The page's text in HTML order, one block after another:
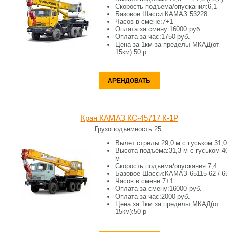
Скорость подъема/опускания:6,1
Базовое Шасси: КАМАЗ 53228
Часов в смене:7+1
Оплата за смену:16000 руб.
Оплата за час:1750 руб.
Цена за 1км за пределы МКАД(от
15км):50 р
АРЕНДОВАТЬ
Кран КАМАЗ КС-45717 К-1Р
Грузоподъемность:25
Вылет стрелы:29,0 м с гуськом
Высота подъема:31,3 м с гуськом
м
Скорость подъема/опускания:7,4
Базовое Шасси: КАМАЗ-65115-62 /-
Часов в смене:7+1
Оплата за смену:16000 руб.
Оплата за час:2000 руб.
Цена за 1км за пределы МКАД(от
15км):50 р